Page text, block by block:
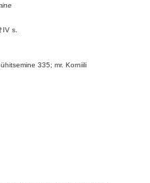
s.
335; mr. Korniili